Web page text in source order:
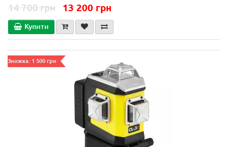
14 700 грн 13 200 грн
Купити
Знижка: 1 500 грн